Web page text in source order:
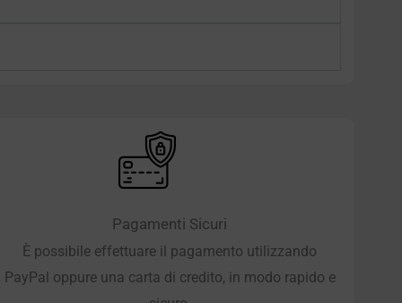
Pagamenti Sicuri
È possibile effettuare il pagamento utilizzando
PayPal oppure una carta di credito, in modo rapido e